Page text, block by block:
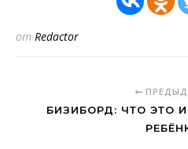
от Redactor
БИЗИБОРД: ЧТО ЭТО